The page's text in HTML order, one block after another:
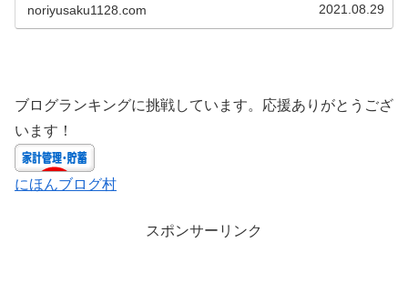
noriyusaku1128.com 2021.08.29
ブログランキングに挑戦しています。応援ありがとうござ
います！
にほんブログ村
スポンサーリンク